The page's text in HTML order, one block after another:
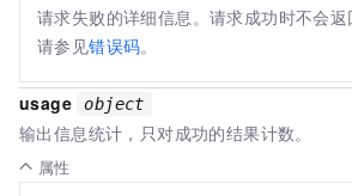
请求失败的详细信息。请求成功时不会
请参见错误码。
usage object
输出信息统计，只对成功的结果计数。
属性